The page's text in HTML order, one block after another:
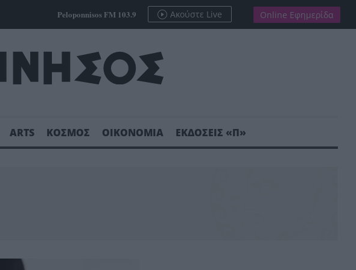
Peloponnisos FM 103.9 Ακούστε Live Online Εφημερίδα
ARTS ΚΟΣΜΟΣ ΟΙΚΟΝΟΜΙΑ ΕΚΔΟΣΕΙΣ «Π»